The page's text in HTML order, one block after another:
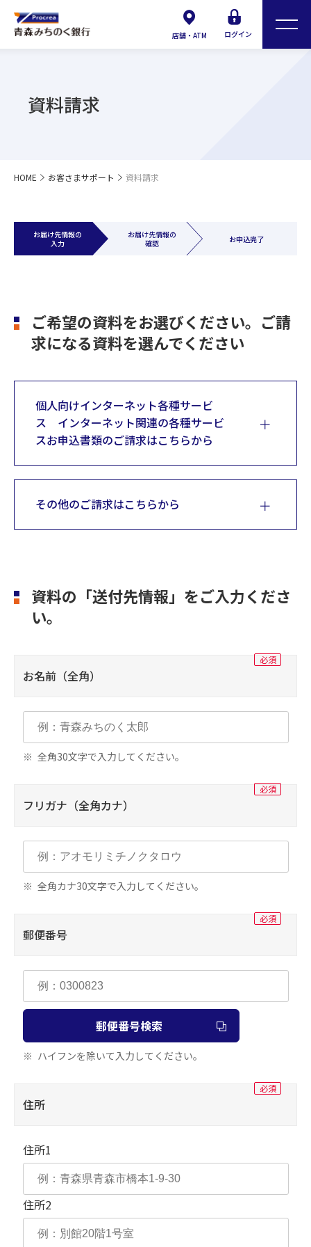
店舗・ATM ログイン
資料請求
HOME お客さまサポート 資料請求
お届け先情報の
入力
お届け先情報の
確認
お申込完了
ご希望の資料をお選びください。 ご請
求になる資料を選んでください
個人向けインターネット各種サービ
ス インターネット関連の各種サービ
スお申込書類のご請求はこちらから
お振込先や家族口座を登録／削除したいお
客さま
つないでネ！ット申込書（お振込口座登録）
口座を登録／削除する申込書です。ご本人の関
連口座登録は届出印をご持参のうえ最寄りの支
ワンタイムパスワードを解除したいお客さ
つないでネ！ット ワンタイムパスワード解
除・停止依頼書
インターネットバンキング（パソコン・スマ
ートフォン）のワンタイムパスワードを一旦解
解約申込みをしたいお客さま
つないでネ！ット申込書（解約）
ングの解約用申込書です。
振込先口座確認機能の閉塞を解除したいお
その他のご請求はこちらから
ちのくVISAカード
クレジット一体型キャッシュカード 青森みち
クレジットカードとキャッシュカードがひとつ
になった、便利でおトクなカードです。
住所変更(※)
通
住所変更(※)
ローン(有担保型)・一般申請扱個人ローン、投
資信託、財形、マル優、特別マル優、当座預
金、債券等をご利用いただいている場合は、お
取引店の窓口にてお手続ください。
資料の「送付先情報」をご入力くださ
い。
お名前（全角）
全角30文字で入力してください。
フリガナ（全角カナ）
全角カナ30文字で入力してください。
郵便番号
郵便番号検索
ハイフンを除いて入力してください。
住所
住所1
住所2